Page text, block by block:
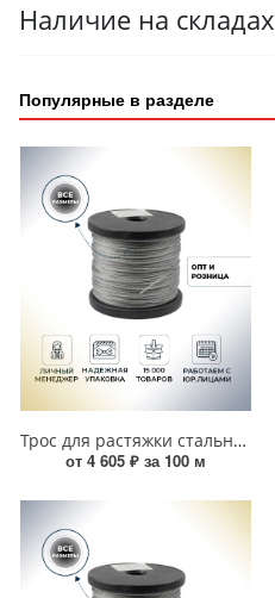
Наличие на складах
Популярные в разделе
Трос для растяжки стальной 5 мм (100 м) 00000003923
от 4 605 ₽ за 100 м